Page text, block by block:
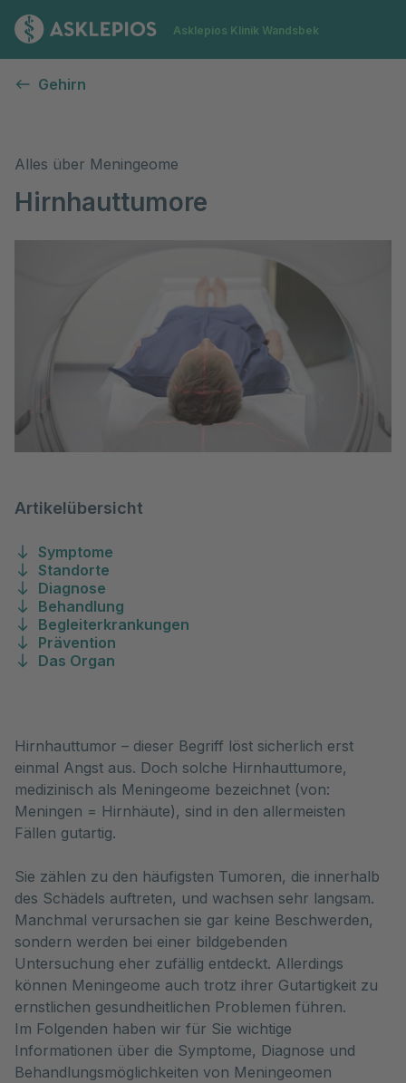
Zur Startseite
Asklepios Klinik Wandsbek
Gehirn
Alles über Meningeome
Hirnhauttumore
Artikelübersicht
Symptome
Standorte
Diagnose
Behandlung
Begleiterkrankungen
Prävention
Das Organ
Hirnhauttumor – dieser Begriff löst sicherlich erst
einmal Angst aus. Doch solche Hirnhauttumore,
medizinisch als Meningeome bezeichnet (von:
Meningen = Hirnhäute), sind in den allermeisten
Fällen gutartig.
Sie zählen zu den häufigsten Tumoren, die innerhalb
des Schädels auftreten, und wachsen sehr langsam.
Manchmal verursachen sie gar keine Beschwerden,
sondern werden bei einer bildgebenden
Untersuchung eher zufällig entdeckt. Allerdings
können Meningeome auch trotz ihrer Gutartigkeit zu
ernstlichen gesundheitlichen Problemen führen.
Im Folgenden haben wir für Sie wichtige
Informationen über die Symptome, Diagnose und
Behandlungsmöglichkeiten von Meningeomen